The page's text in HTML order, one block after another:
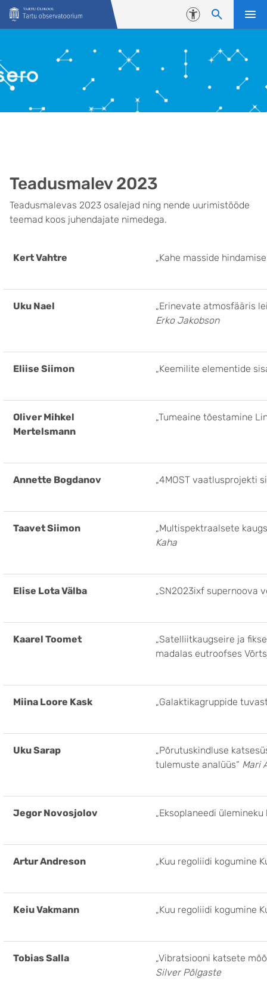
Liigu edasi põhisisu juurde
Juurdepääsetavus
Teadusmalev 2023
Teadusmalevas 2023 osalejad ning nende uurimistööde
teemad koos juhendajate nimedega.
Kert Vahtre „Kahe masside
Uku Nael
„Erinevate atmosfääris
Erko Jakobson
Eliise Siimon „Keemilite elementide
Oliver Mihkel
Mertelsmann
„Tumeaine tõestamine
Annette Bogdanov „4MOST vaatlusprojekti
Taavet Siimon
„Multispektraalsete
Kaha
Elise Lota Välba „SN2023ixf supernoova
Kaarel Toomet
„Satelliitkaugseire ja
madalas eutroofses
Miina Loore Kask „Galaktikagruppide
Uku Sarap
„Põrutuskindluse
tulemuste analüüs“ Mari
Jegor Novosjolov „Eksoplaneedi
Artur Andreson „Kuu regoliidi kogumine
Keiu Vakmann „Kuu regoliidi kogumine
Tobias Salla
„Vibratsiooni katsete
Silver Põlgaste